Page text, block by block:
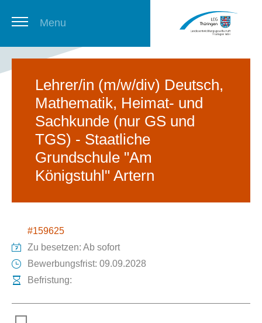
Menu
Newsletter
Lehrer/in (m/w/div) Deutsch,
Mathematik, Heimat- und
Sachkunde (nur GS und
TGS) - Staatliche
Grundschule "Am
Königstuhl" Artern
#159625
Zu besetzen: Ab sofort
Bewerbungsfrist: 09.09.2028
Befristung: